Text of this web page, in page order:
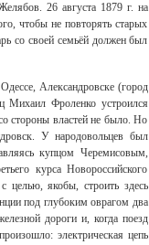
26 августа 1879 г. на
чтобы не повторять старых
со своей семьёй должен был
Александровске (город
Михаил Фроленко устроился
стороны властей не было. Но
У народовольцев был
купцом Черемисовым,
курса Новороссийского
целью, якобы, строить здесь
под глубоким оврагом два
дороги и, когда поезд
электрическая цепь